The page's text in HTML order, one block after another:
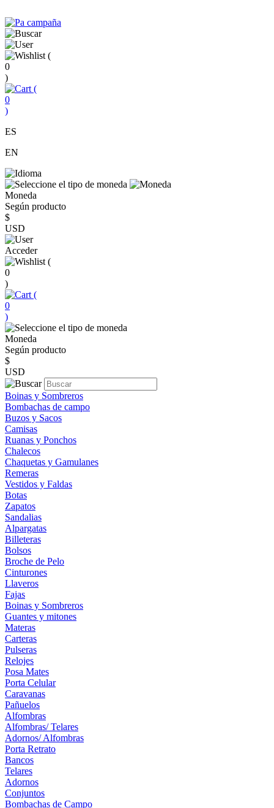
(
0
)
(
0
)
ES
EN
Moneda
Según producto
$
USD
Acceder
(
0
)
(
0
)
Moneda
Según producto
$
USD
Boinas y Sombreros
Bombachas de campo
Buzos y Sacos
Camisas
Ruanas y Ponchos
Chalecos
Chaquetas y Gamulanes
Remeras
Vestidos y Faldas
Botas
Zapatos
Sandalias
Alpargatas
Billeteras
Bolsos
Broche de Pelo
Cinturones
Llaveros
Fajas
Boinas y Sombreros
Guantes y mitones
Materas
Carteras
Pulseras
Relojes
Posa Mates
Porta Celular
Caravanas
Pañuelos
Alfombras
Alfombras/ Telares
Adornos/ Alfombras
Porta Retrato
Bancos
Telares
Adornos
Conjuntos
Bombachas de Campo